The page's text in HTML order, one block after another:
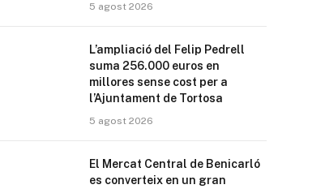
5 agost 2026
L’ampliació del Felip Pedrell
suma 256.000 euros en
millores sense cost per a
l’Ajuntament de Tortosa
5 agost 2026
El Mercat Central de Benicarló
es converteix en un gran